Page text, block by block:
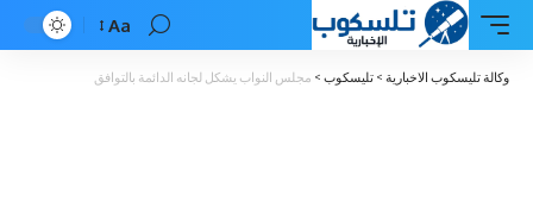
Font
Resizer
Aa
وكالة تليسكوب الاخبارية > تليسكوب > مجلس النواب يشكل لجانه الدائمة بالتوافق